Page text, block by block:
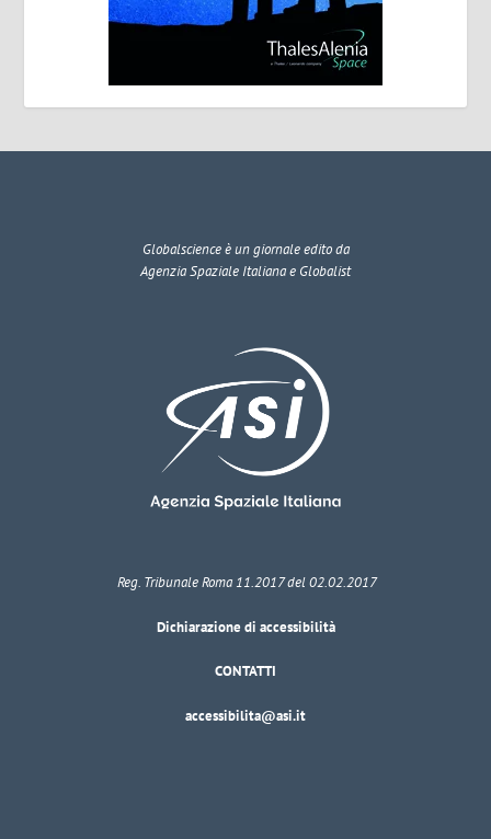
Globalscienceè un giornale edito da
Agenzia Spaziale Italiana e Globalist
Reg. Tribunale Roma 11.2017 del 02.02.2017
Dichiarazione di accessibilità
CONTATTI
accessibilita@asi.it